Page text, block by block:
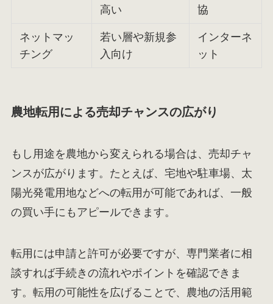
高い
協
ネットマッ
チング
若い層や新規参
入向け
インターネ
ット
農地転用による売却チャンスの広がり
もし用途を農地から変えられる場合は、売却チャ
ンスが広がります。たとえば、宅地や駐車場、太
陽光発電用地などへの転用が可能であれば、一般
の買い手にもアピールできます。
転用には申請と許可が必要ですが、専門業者に相
談すれば手続きの流れやポイントを確認できま
す。転用の可能性を広げることで、農地の活用範